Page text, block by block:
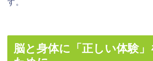
す。
脳と身体に「正しい体験